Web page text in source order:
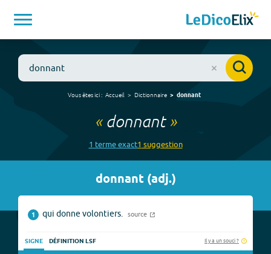
Vous êtes ici : Accueil Dictionnaire donnant
« donnant»
1 termeexact1 suggestion
donnant(adj.)
1 qui donne volontiers. source
SIGNE DÉFINITION LSF Il y a un souci ?